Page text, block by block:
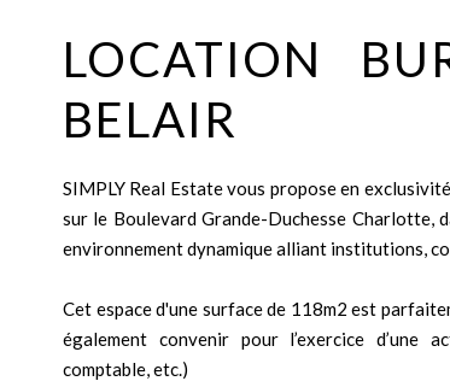
LOCATION
BELAIR
SIMPLY Real Estate vous propose en
sur le Boulevard Grande-Duchesse Charlotte,
environnement dynamique alliant institutions,
Cet espace d'une surface de 118m2 est
également convenir pour l’exercice d’une
comptable, etc.)